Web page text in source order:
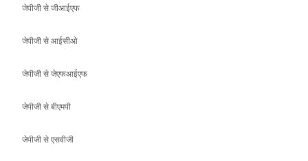
जेपीजी से जेएफआईएफ
जेपीजी से बीएमपी
जेपीजी से एसवीजी
जेपीजी से पीडीएफ
जेपीजी से पीएनजी